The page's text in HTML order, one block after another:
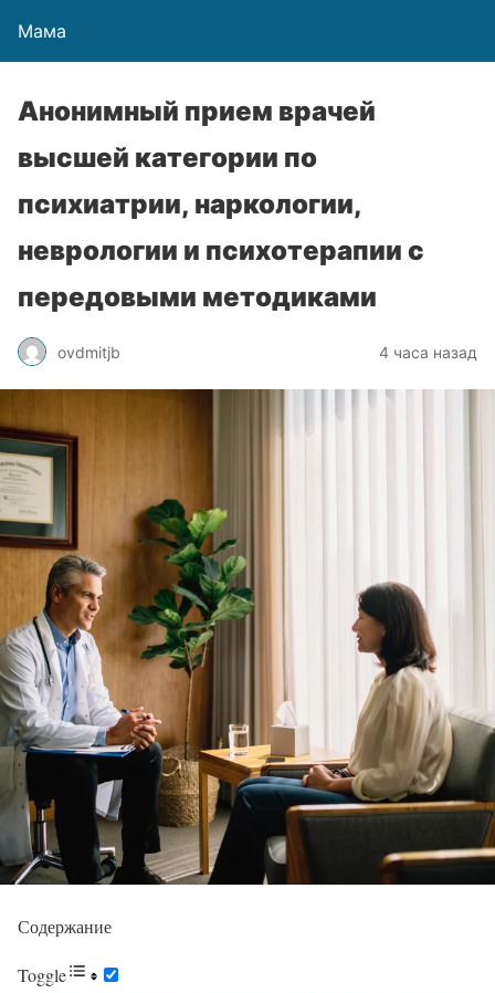
Мама
Анонимный прием врачей
высшей категории по
психиатрии, наркологии,
неврологии и психотерапии с
передовыми методиками
ovdmitjb 4 часа назад
Содержание
Toggle